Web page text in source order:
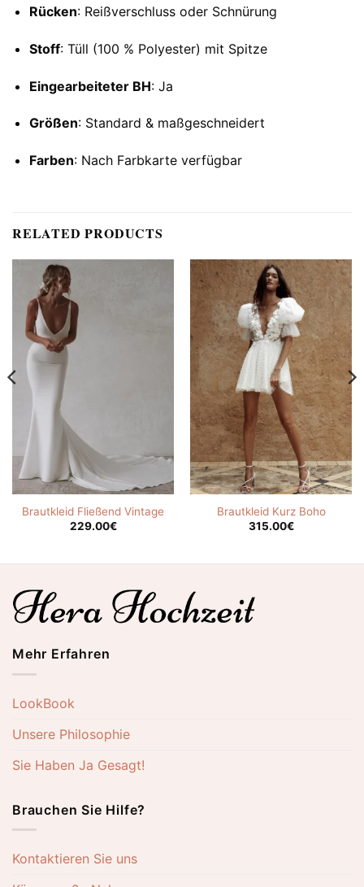
Rücken: Reißverschluss oder Schnürung
Stoff: Tüll (100 % Polyester) mit Spitze
Eingearbeiteter BH: Ja
Größen: Standard & maßgeschneidert
Farben: Nach Farbkarte verfügbar
RELATED PRODUCTS
Brautkleid Fließend Vintage
229.00€
Brautkleid Kurz Boho
315.00€
Mehr Erfahren
LookBook
Unsere Philosophie
Sie Haben Ja Gesagt!
Brauchen Sie Hilfe?
Kontaktieren Sie uns